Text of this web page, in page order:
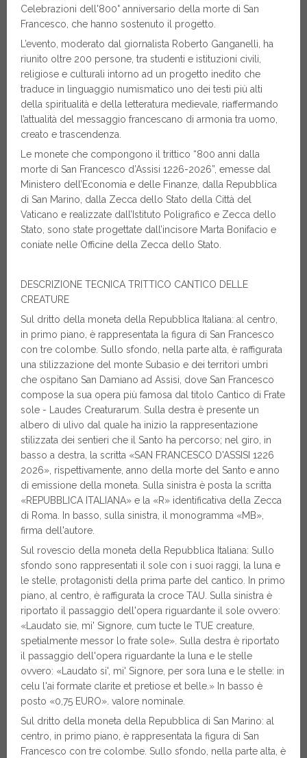
Celebrazioni dell'800° anniversario della morte di San
Francesco, che hanno sostenuto il progetto.
L’evento, moderato dal giornalista Roberto Ganganelli, ha
riunito oltre 200 persone, tra studenti e istituzioni civili,
religiose e culturali intorno ad un progetto inedito che
traduce in linguaggio numismatico uno dei testi più alti
della spiritualità e della letteratura medievale, riaffermando
l’attualità del messaggio francescano di armonia tra uomo,
creato e trascendenza.
Le monete che compongono il trittico “800 anni dalla
morte di San Francesco d’Assisi 1226-2026”, emesse dal
Ministero dell’Economia e delle Finanze, dalla Repubblica
di San Marino, dalla Zecca dello Stato della Città del
Vaticano e realizzate dall’Istituto Poligrafico e Zecca dello
Stato, sono state progettate dall’incisore Marta Bonifacio e
coniate nelle Officine della Zecca dello Stato.
DESCRIZIONE TECNICA TRITTICO CANTICO DELLE
CREATURE
Sul dritto della moneta della Repubblica Italiana: al centro,
in primo piano, è rappresentata la figura di San Francesco
con tre colombe. Sullo sfondo, nella parte alta, è raffigurata
una stilizzazione del monte Subasio e dei territori umbri
che ospitano San Damiano ad Assisi, dove San Francesco
compose la sua opera più famosa dal titolo Cantico di Frate
sole - Laudes Creaturarum. Sulla destra è presente un
albero di ulivo dal quale ha inizio la rappresentazione
stilizzata dei sentieri che il Santo ha percorso; nel giro, in
basso a destra, la scritta «SAN FRANCESCO D'ASSISI 1226
2026», rispettivamente, anno della morte del Santo e anno
di emissione della moneta. Sulla sinistra è posta la scritta
«REPUBBLICA ITALIANA» e la «R» identificativa della Zecca
di Roma. In basso, sulla sinistra, il monogramma «MB»,
firma dell'autore.
Sul rovescio della moneta della Repubblica Italiana: Sullo
sfondo sono rappresentati il sole con i suoi raggi, la luna e
le stelle, protagonisti della prima parte del cantico. In primo
piano, al centro, è raffigurata la croce TAU. Sulla sinistra è
riportato il passaggio dell'opera riguardante il sole ovvero:
«Laudato sie, mi' Signore, cum tucte le TUE creature,
spetialmente messor lo frate sole». Sulla destra è riportato
il passaggio dell'opera riguardante la luna e le stelle
ovvero: «Laudato si', mi' Signore, per sora luna e le stelle: in
celu l'ai formate clarite et pretiose et belle.» In basso è
posto «0,75 EURO». valore nominale.
Sul dritto della moneta della Repubblica di San Marino: al
centro, in primo piano, è rappresentata la figura di San
Francesco con tre colombe. Sullo sfondo, nella parte alta, è